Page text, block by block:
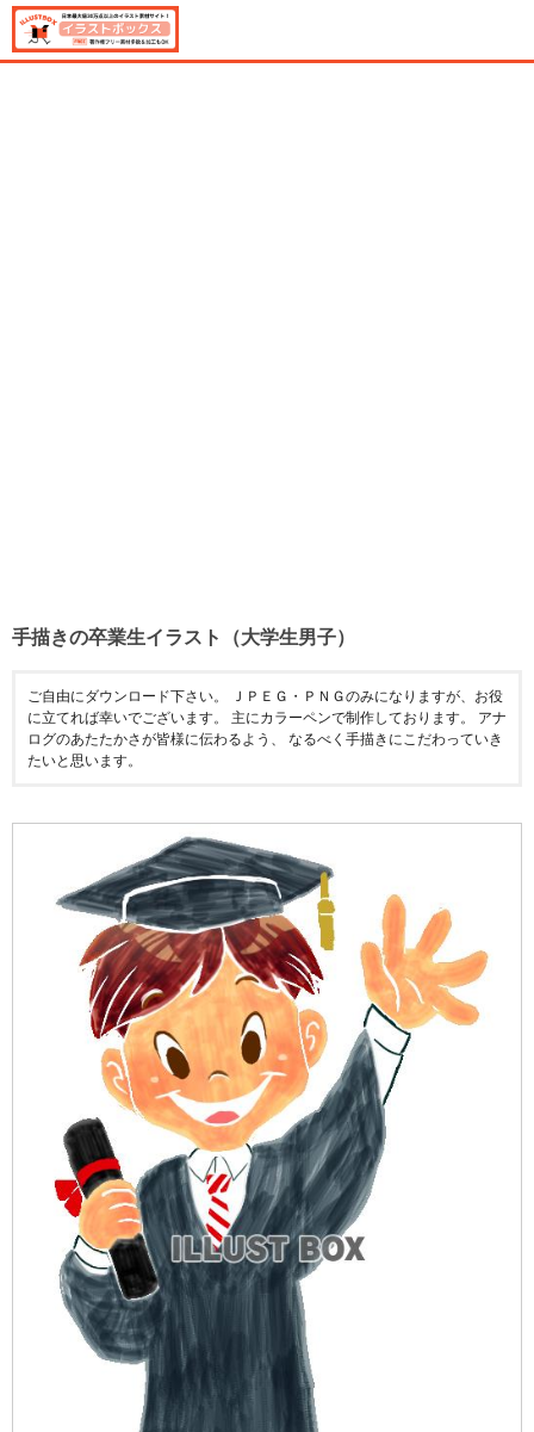
手描きの卒業生イラスト（大学生男子）
ご自由にダウンロード下さい。 ＪＰＥＧ・ＰＮＧのみになりますが、お役
に立てれば幸いでございます。 主にカラーペンで制作しております。 アナ
ログのあたたかさが皆様に伝わるよう、 なるべく手描きにこだわっていき
たいと思います。